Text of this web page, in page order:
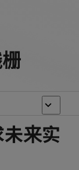
来实